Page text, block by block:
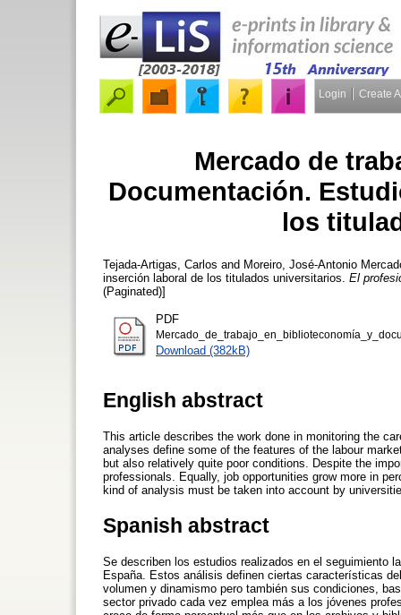
Login Create
Mercado de
Documentación.
los
Tejada-Artigas, Carlos and Moreiro, José-Antonio
inserción laboral de los titulados universitarios. El
(Paginated)]
PDF
Download (382kB)
English abstract
This article describes the work done in monitoring the
analyses define some of the features of the labour
but also relatively quite poor conditions. Despite the
professionals. Equally, job opportunities grow more in
kind of analysis must be taken into account by
Spanish abstract
Se describen los estudios realizados en el seguimiento
España. Estos análisis definen ciertas características
volumen y dinamismo pero también sus condiciones,
sector privado cada vez emplea más a los jóvenes